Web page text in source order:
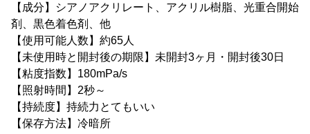
【成分】シアノアクリレート、アクリル樹脂、光重合開始
剤、黒色着色剤、他
【使用可能人数】約65人
【未使用時と開封後の期限】未開封3ヶ月・開封後30日
【粘度指数】180mPa/s
【照射時間】2秒～
【持続度】持続力とてもいい
【保存方法】冷暗所